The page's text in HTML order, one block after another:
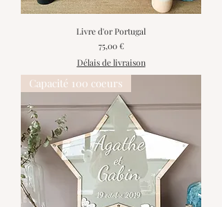
Livre d'or Portugal
Prix
75,00 €
Délais de livraison
Capacité 100 coeurs